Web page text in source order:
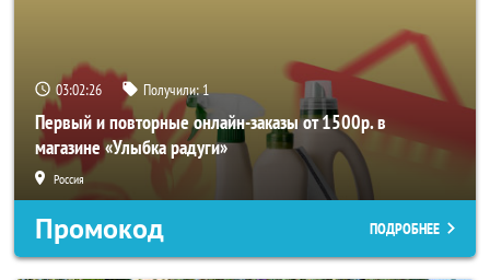
03:02:24 Получили:1
Первый и повторные онлайн-заказы от 1500р. в
магазине «Улыбка радуги»
Россия
Промокод ПОДРОБНЕЕ